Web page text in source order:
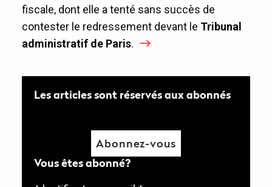
fiscale, dont elle a tenté sans succès de
contester le redressement devant le Tribunal
administratif de Paris.
Les articles sont réservés aux abonnés
Abonnez-vous
Vous êtes abonné?